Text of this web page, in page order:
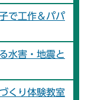
で工作＆パパ
水害・地震と
くり体験教室